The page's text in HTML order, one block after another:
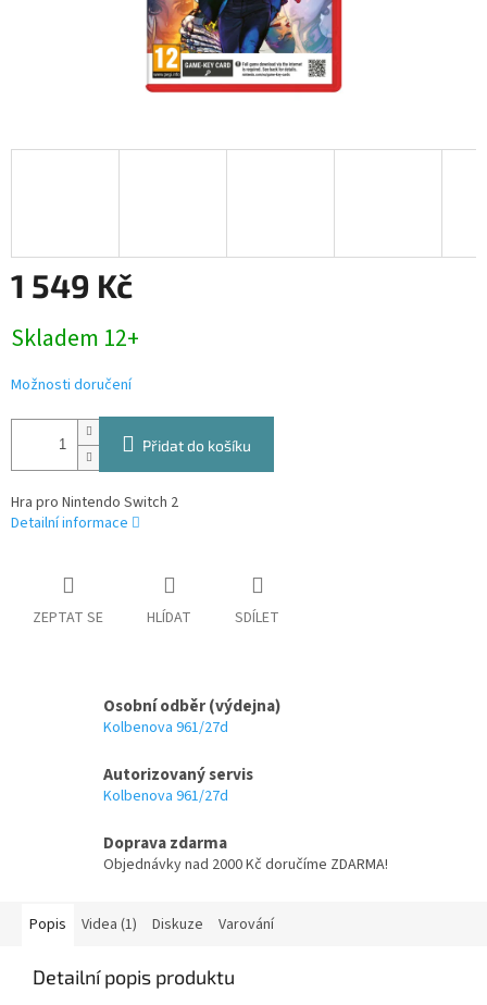
1 549 Kč
cena:
Skladem 12+
Možnosti doručení
Přidat do košíku
Hra pro Nintendo Switch 2
Detailní informace
ZEPTAT SE HLÍDAT SDÍLET
Osobní odběr (výdejna)
Kolbenova 961/27d
Autorizovaný servis
Kolbenova 961/27d
Doprava zdarma
Objednávky nad 2000 Kč doručíme ZDARMA!
Popis Videa (1) Diskuze Varování
Detailní popis produktu